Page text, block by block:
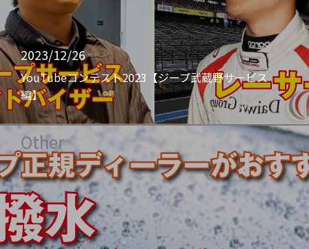
2023/12/26
YouTubeコンテスト2023【ジープ武蔵野サービス
編】
Other